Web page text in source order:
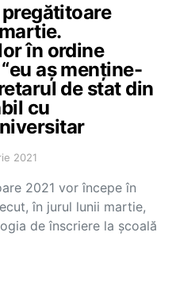
în ordine
aș menține-
de stat din
cu
2021
2021 vor începe în
în jurul lunii martie,
de înscriere la școală